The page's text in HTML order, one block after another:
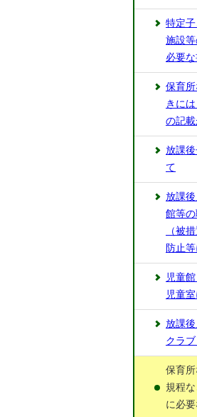
特定
施設
必要
保育
きに
の記載
放課
て
放課
館等
（被
防止
児童
児童
放課
クラ
保育
規程
に必